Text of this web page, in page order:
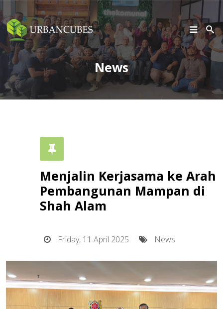
News
Menjalin Kerjasama ke Arah
Pembangunan Mampan di
Shah Alam
Friday, 11 April 2025 News
SEARCH
Search
Home
Gallery
Career